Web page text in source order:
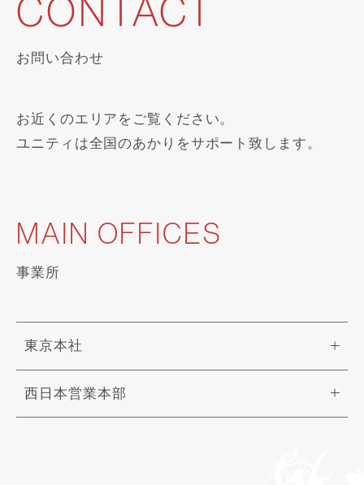
CONTACT
お問い合わせ
お近くのエリアをご覧ください。
ユニティは全国のあかりをサポート致します。
MAIN OFFICES
事業所
東京本社
西日本営業本部